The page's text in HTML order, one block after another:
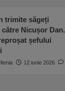
trimite săgeți
Nicușor Dan.
șefului
12 iunie 2026